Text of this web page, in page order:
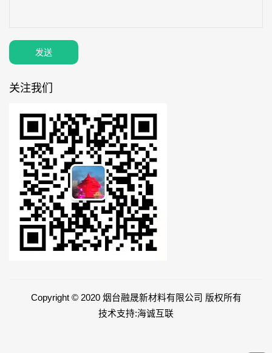
发送
关注我们
Copyright © 2020 烟台融晟新材料有限公司 版权所有
技术支持:海诚互联